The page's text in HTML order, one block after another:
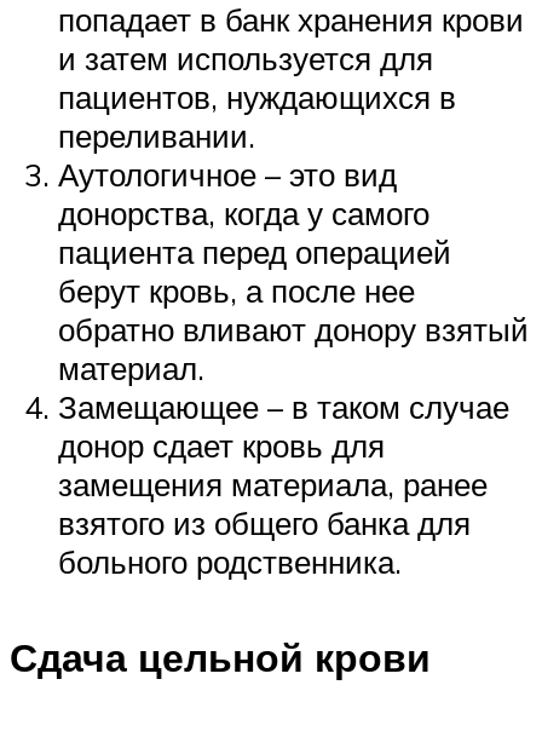
попадает в банк хранения крови
и затем используется для
пациентов, нуждающихся в
переливании.
Аутологичное – это вид
донорства, когда у самого
пациента перед операцией
берут кровь, а после нее
обратно вливают донору взятый
материал.
Замещающее – в таком случае
донор сдает кровь для
замещения материала, ранее
взятого из общего банка для
больного родственника.
Сдача цельной крови